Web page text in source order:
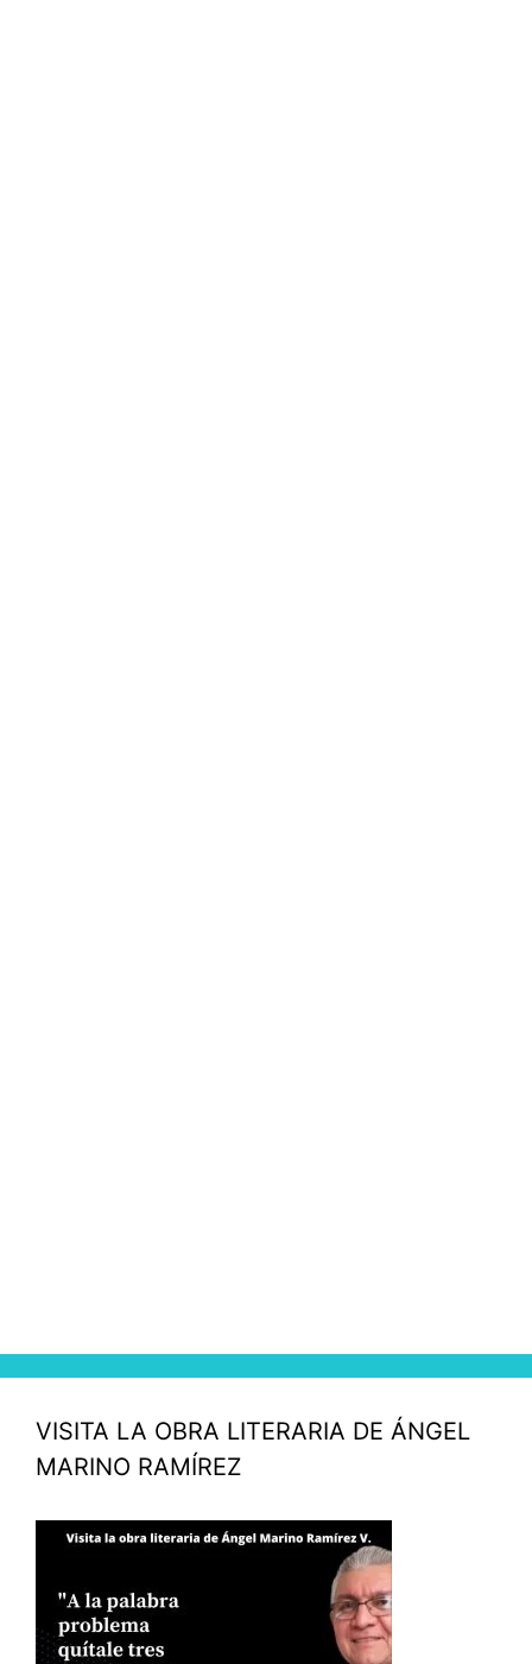
VISITA LA OBRA LITERARIA DE ÁNGEL
MARINO RAMÍREZ